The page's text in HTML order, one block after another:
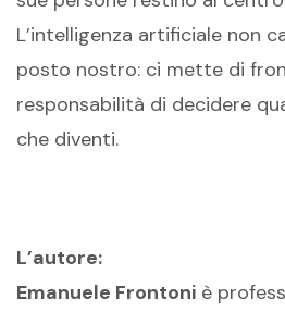
L’intelligenza artificiale non
posto nostro: ci mette di
responsabilità di decidere
che diventi.
L’autore:
Emanuele Frontoni è